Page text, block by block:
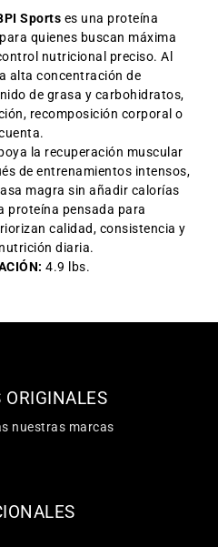
Sports es una proteína
quienes buscan máxima
nutricional preciso. Al
alta concentración de
de grasa y carbohidratos,
recomposición corporal o
la recuperación muscular
de entrenamientos intensos,
magra sin añadir calorías
proteína pensada para
calidad, consistencia y
diaria.
4.9 lbs.
ORIGINALES
nuestras marcas